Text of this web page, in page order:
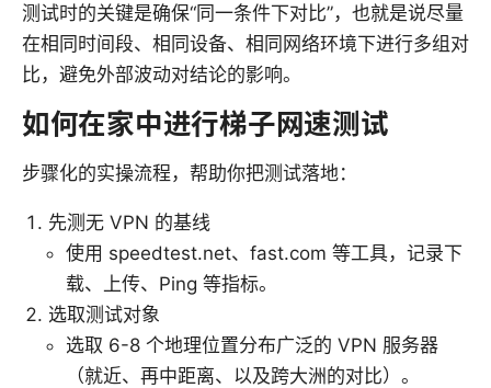
测试时的关键是确保“同一条件下对比”，也就是说尽量
在相同时间段、相同设备、相同网络环境下进行多组对
比，避免外部波动对结论的影响。
如何在家中进行梯子网速测试
步骤化的实操流程，帮助你把测试落地：
先测无 VPN 的基线
使用 speedtest.net、fast.com 等工具，记录下
载、上传、Ping 等指标。
选取测试对象
选取 6-8 个地理位置分布广泛的 VPN 服务器
（就近、再中距离、以及跨大洲的对比）。